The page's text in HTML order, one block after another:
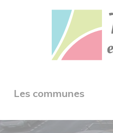
Toggle
Les communes
Panneau de gestion des